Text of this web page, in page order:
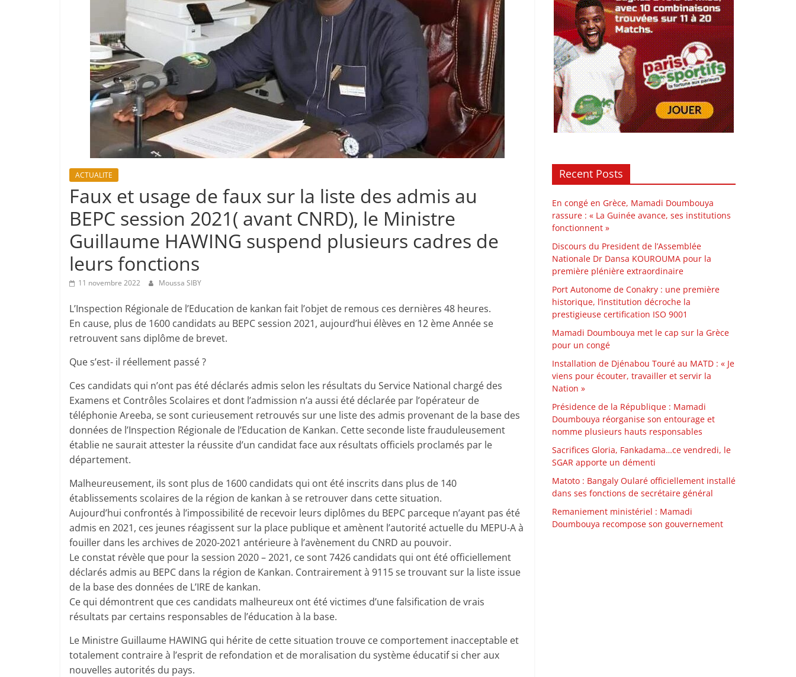
ACTUALITE
Faux et usage de faux sur la liste des admis au
BEPC session 2021( avant CNRD), le Ministre
Guillaume HAWING suspend plusieurs cadres de
leurs fonctions
11 novembre 2022 Moussa SIBY
L’Inspection Régionale de l’Education de kankan fait l’objet de remous ces dernières 48 heures.
En cause, plus de 1600 candidats au BEPC session 2021, aujourd’hui élèves en 12 ème Année se
retrouvent sans diplôme de brevet.
Que s’est- il réellement passé ?
Ces candidats qui n’ont pas été déclarés admis selon les résultats du Service National chargé des
Examens et Contrôles Scolaires et dont l’admission n’a aussi été déclarée par l’opérateur de
téléphonie Areeba, se sont curieusement retrouvés sur une liste des admis provenant de la base des
données de l’Inspection Régionale de l’Education de Kankan. Cette seconde liste frauduleusement
établie ne saurait attester la réussite d’un candidat face aux résultats officiels proclamés par le
département.
Malheureusement, ils sont plus de 1600 candidats qui ont été inscrits dans plus de 140
établissements scolaires de la région de kankan à se retrouver dans cette situation.
Aujourd’hui confrontés à l’impossibilité de recevoir leurs diplômes du BEPC parceque n’ayant pas été
admis en 2021, ces jeunes réagissent sur la place publique et amènent l’autorité actuelle du MEPU-A à
fouiller dans les archives de 2020-2021 antérieure à l’avènement du CNRD au pouvoir.
Le constat révèle que pour la session 2020 – 2021, ce sont 7426 candidats qui ont été officiellement
déclarés admis au BEPC dans la région de Kankan. Contrairement à 9115 se trouvant sur la liste issue
de la base des données de L’IRE de kankan.
Ce qui démontrent que ces candidats malheureux ont été victimes d’une falsification de vrais
résultats par certains responsables de l’éducation à la base.
Le Ministre Guillaume HAWING qui hérite de cette situation trouve ce comportement inacceptable et
totalement contraire à l’esprit de refondation et de moralisation du système éducatif si cher aux
nouvelles autorités du pays.
Recent Posts
En congé en Grèce, Mamadi Doumbouya
rassure : « La Guinée avance, ses institutions
fonctionnent »
Discours du President de l’Assemblée
Nationale Dr Dansa KOUROUMA pour la
première plénière extraordinaire
Port Autonome de Conakry : une première
historique, l’institution décroche la
prestigieuse certification ISO 9001
Mamadi Doumbouya met le cap sur la Grèce
pour un congé
Installation de Djénabou Touré au MATD : « Je
viens pour écouter, travailler et servir la
Nation »
Présidence de la République : Mamadi
Doumbouya réorganise son entourage et
nomme plusieurs hauts responsables
Sacrifices Gloria, Fankadama…ce vendredi, le
SGAR apporte un démenti
Matoto : Bangaly Oularé officiellement installé
dans ses fonctions de secrétaire général
Remaniement ministériel : Mamadi
Doumbouya recompose son gouvernement